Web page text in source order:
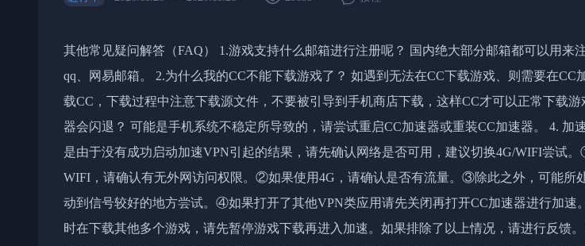
其他常见疑问解答（FAQ） 1.游戏支持什么邮箱进行注册呢？ 国内绝大部分邮箱都可以用来
qq、网易邮箱。 2.为什么我的CC不能下载游戏了？ 如遇到无法在CC下载游戏、则需要在CC
载CC，下载过程中注意下载源文件，不要被引导到手机商店下载，这样CC才可以正常下载游
器会闪退？ 可能是手机系统不稳定所导致的，请尝试重启CC加速器或重装CC加速器。 4. 加
是由于没有成功启动加速VPN引起的结果，请先确认网络是否可用，建议切换4G/WIFI尝试
WIFI，请确认有无外网访问权限。②如果使用4G，请确认是否有流量。③除此之外，可能所
动到信号较好的地方尝试。④如果打开了其他VPN类应用请先关闭再打开CC加速器进行加速
时在下载其他多个游戏，请先暂停游戏下载再进入加速。如果排除了以上情况，请进行反馈